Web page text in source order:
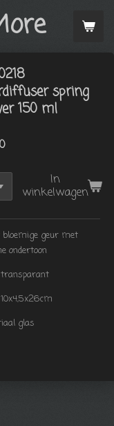
spring
150 ml
In
winkelwagen
geur met
ondertoon
glas